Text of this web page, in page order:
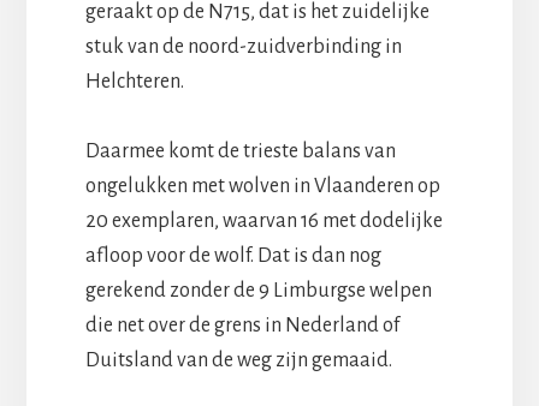
geraakt op de N715, dat is het zuidelijke
stuk van de noord-zuidverbinding in
Helchteren.
Daarmee komt de trieste balans van
ongelukken met wolven in Vlaanderen op
20 exemplaren, waarvan 16 met dodelijke
afloop voor de wolf. Dat is dan nog
gerekend zonder de 9 Limburgse welpen
die net over de grens in Nederland of
Duitsland van de weg zijn gemaaid.